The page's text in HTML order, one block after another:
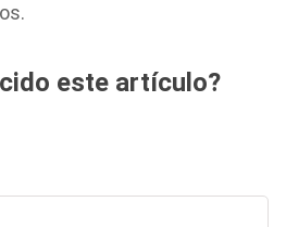
este artículo?